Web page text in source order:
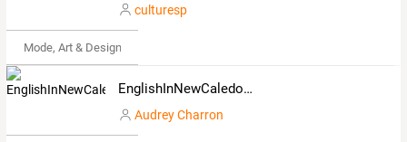
culturesp
Mode, Art & Design
EnglishInNewCaledonia
Audrey Charron